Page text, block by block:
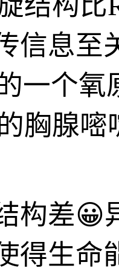
信息至
一个
胸腺
构差😀
得生命